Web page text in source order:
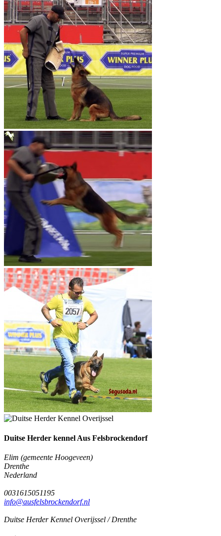
Duitse Herder kennel Aus Felsbrockendorf
Elim (gemeente Hoogeveen)
Drenthe
Nederland
0031615051195
info@ausfelsbrockendorf.nl
Duitse Herder Kennel Overijssel / Drenthe